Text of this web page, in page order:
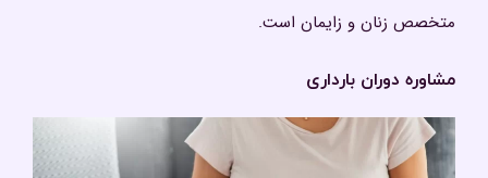
متخصص زنان و زایمان است.
مشاوره دوران بارداری